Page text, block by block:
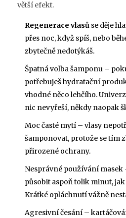
větší efekt.
Regenerace vlasů se děje
přes noc, když spíš, nebo
zbytečně nedotýkáš.
Špatná volba šamponu –
potřebuješ hydratační
vhodné něco lehčího.
nic nevyřeší, někdy naopak
Moc časté mytí – vlasy
šamponovat, protože se tím
přirozené ochrany.
Nesprávné používání masek
působit aspoň tolik minut,
Krátké opláchnutí vážně
Agresivní česání –